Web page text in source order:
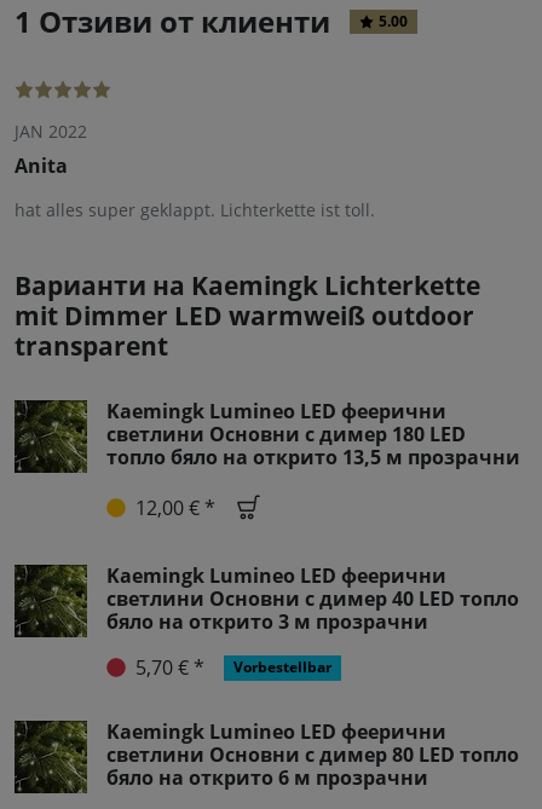
1 Отзиви от клиенти 5.00
JAN 2022
Anita
hat alles super geklappt. Lichterkette ist toll.
Варианти на Kaemingk Lichterkette
mit Dimmer LED warmweiß outdoor
transparent
Kaemingk Lumineo LED феерични
светлини Основни с димер 180 LED
топло бяло на открито 13,5 м прозрачни
12,00 € *
Kaemingk Lumineo LED феерични
светлини Основни с димер 40 LED топло
бяло на открито 3 м прозрачни
5,70 € *
Vorbestellbar
Kaemingk Lumineo LED феерични
светлини Основни с димер 80 LED топло
бяло на открито 6 м прозрачни